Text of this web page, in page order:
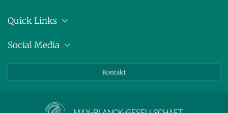
Quick Links
Pressemitteilungen
Social Media
Kontakt